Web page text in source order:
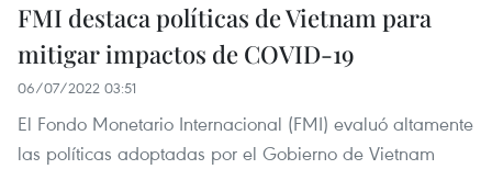
FMI destaca políticas de Vietnam para
mitigar impactos de COVID-19
06/07/2022 03:51
El Fondo Monetario Internacional (FMI) evaluó altamente
las políticas adoptadas por el Gobierno de Vietnam